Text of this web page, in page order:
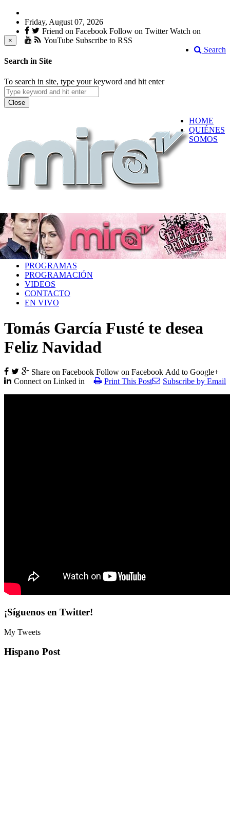
Friday, August 07, 2026
Friend on Facebook Follow on Twitter Watch on
YouTube Subscribe to RSS
Search
×
Search in Site
To search in site, type your keyword and hit enter
Close
HOME
QUIÉNES
SOMOS
PROGRAMAS
PROGRAMACIÓN
VIDEOS
CONTACTO
EN VIVO
Tomás García Fusté te desea
Feliz Navidad
Share on Facebook Follow on Facebook Add to Google+
Connect on Linked in
Subscribe by Email
Print This Post
¡Síguenos en Twitter!
My Tweets
Hispano Post